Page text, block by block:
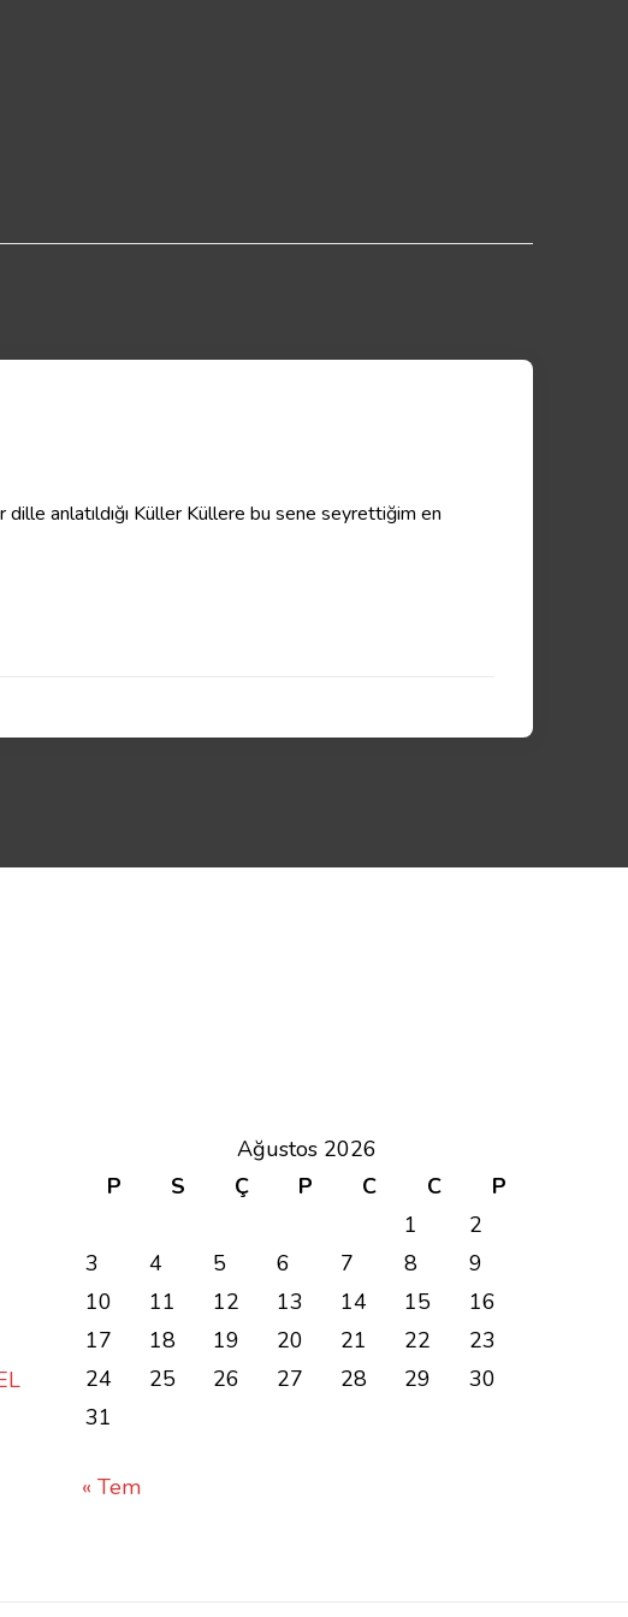
anlatıldığı Küller Küllere bu sene seyrettiğim en
Ağustos 2026
P
S Ç P C C
P
1
2
3
4 5 6 7 8
9
10
11 12 13 14 15
16
17
18 19 20 21 22
23
24
25 26 27 28 29
30
31
« Tem